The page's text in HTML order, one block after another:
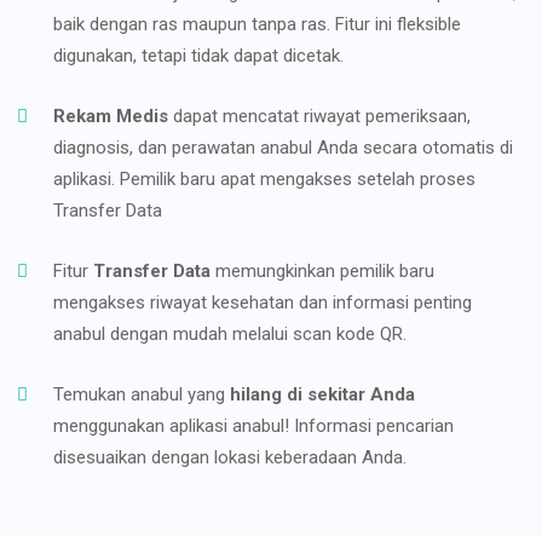
baik dengan ras maupun tanpa ras. Fitur ini fleksible
digunakan, tetapi tidak dapat dicetak.
Rekam Medis dapat mencatat riwayat pemeriksaan,
diagnosis, dan perawatan anabul Anda secara otomatis di
aplikasi. Pemilik baru apat mengakses setelah proses
Transfer Data
Fitur Transfer Data memungkinkan pemilik baru
mengakses riwayat kesehatan dan informasi penting
anabul dengan mudah melalui scan kode QR.
Temukan anabul yang hilang di sekitar Anda
menggunakan aplikasi anabul! Informasi pencarian
disesuaikan dengan lokasi keberadaan Anda.